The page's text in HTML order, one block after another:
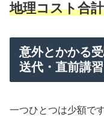
地理コスト合
意外とかかる
送代・直前講習
一つひとつは少額で